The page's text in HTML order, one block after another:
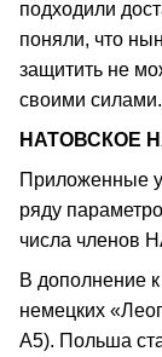
подходили
поняли, что
защитить не
своими силами.
НАТОВСКОЕ
Приложенные
ряду
числа членов
В дополнение
немецких
А5). Польша